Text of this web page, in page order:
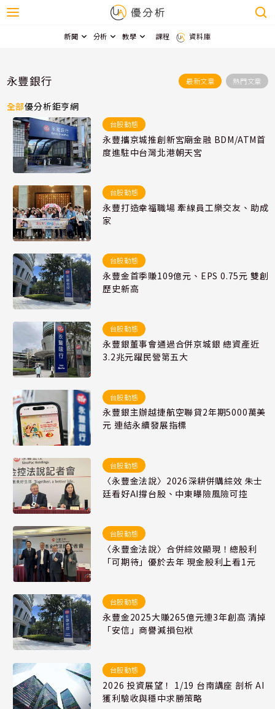
新聞 分析 教學 課程 資料庫
永豐銀行 最新文章 熱門文章
全部優分析鉅亨網
台股動態
永豐攜京城推創新宮廟金融 BDM/ATM首
度進駐中台灣北港朝天宮
台股動態
永豐打造幸福職場 牽線員工樂交友、助成
家
台股動態
永豐金首季賺109億元、EPS 0.75元 雙創
歷史新高
台股動態
永豐銀董事會通過合併京城銀 總資產近
3.2兆元躍民營第五大
台股動態
永豐銀主辦越捷航空聯貸2年期5000萬美
元 連結永續發展指標
台股動態
〈永豐金法說〉2026深耕併購綜效 朱士
廷看好AI撐台股、中東曝險風險可控
台股動態
〈永豐金法說〉合併綜效顯現！總股利
「可期待」優於去年 現金股利上看1元
台股動態
永豐金2025大賺265億元連3年創高 清掉
「安信」商譽減損包袱
台股動態
2026 投資展望！ 1/19 台南講座 剖析 AI
獲利驗收與穩中求勝策略